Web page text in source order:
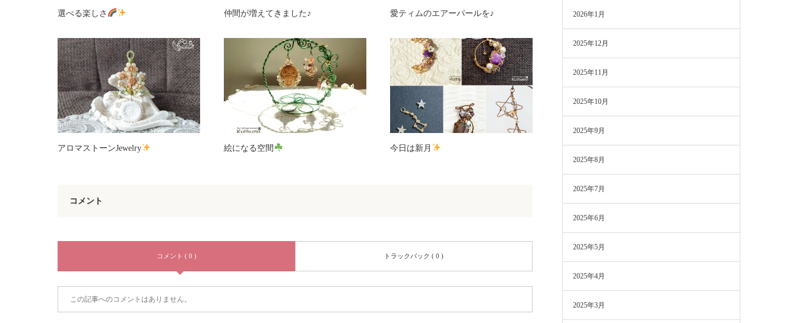
選べる楽しさ 仲間が増えてきました♪ 愛ティムのエアーパールを♪
アロマストーンJewelry 絵になる空間 今日は新月
コメント
コメント ( 0 ) トラックバック ( 0 )
この記事へのコメントはありません。
2026年1月
2025年12月
2025年11月
2025年10月
2025年9月
2025年8月
2025年7月
2025年6月
2025年5月
2025年4月
2025年3月